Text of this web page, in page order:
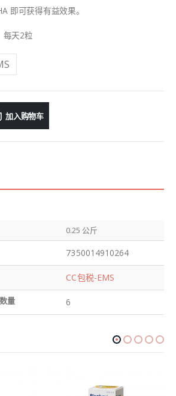
即可获得有益效果。
每天2粒
加入购物车
0.25 公斤
7350014910264
CC包税-EMS
量 6